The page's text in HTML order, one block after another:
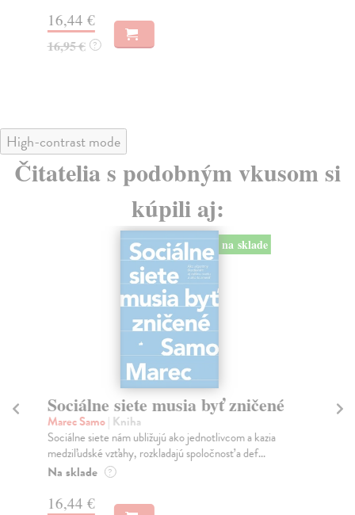
16,44 €
16,95 € ?
High-contrast mode
Čitatelia s podobným vkusom si
kúpili aj:
na sklade
Sociálne siete musia byť zničené
Marec Samo| Kniha
Sociálne siete nám ubližujú ako jednotlivcom a kazia
medziľudské vzťahy, rozkladajú spoločnosť a def...
Na sklade ?
16,44 €